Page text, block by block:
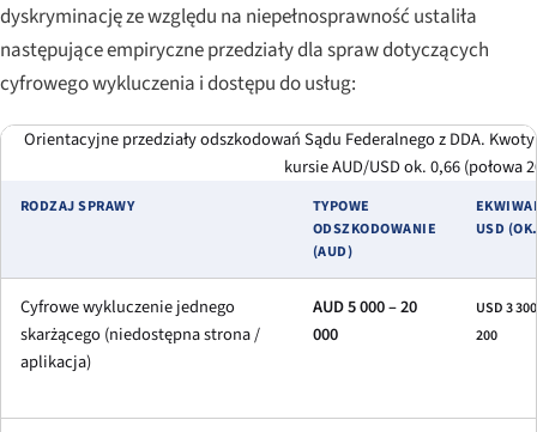
dyskryminację ze względu na niepełnosprawność ustaliła
następujące empiryczne przedziały dla spraw dotyczących
cyfrowego wykluczenia i dostępu do usług:
Orientacyjne przedziały odszkodowań Sądu Federalnego z DDA.
kursie AUD/USD ok. 0,66 (połowa
RODZAJ SPRAWY
TYPOWE
ODSZKODOWANIE
(AUD)
USD
Cyfrowe wykluczenie jednego
skarżącego (niedostępna strona /
aplikacja)
AUD 5 000 – 20
000
USD 3
200